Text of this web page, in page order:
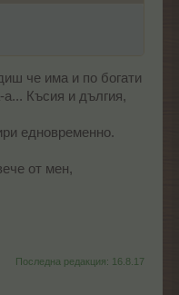
че има и по богати
Късия и дългия,
едновременно.
от мен,
Последна редакция: 16.8.17